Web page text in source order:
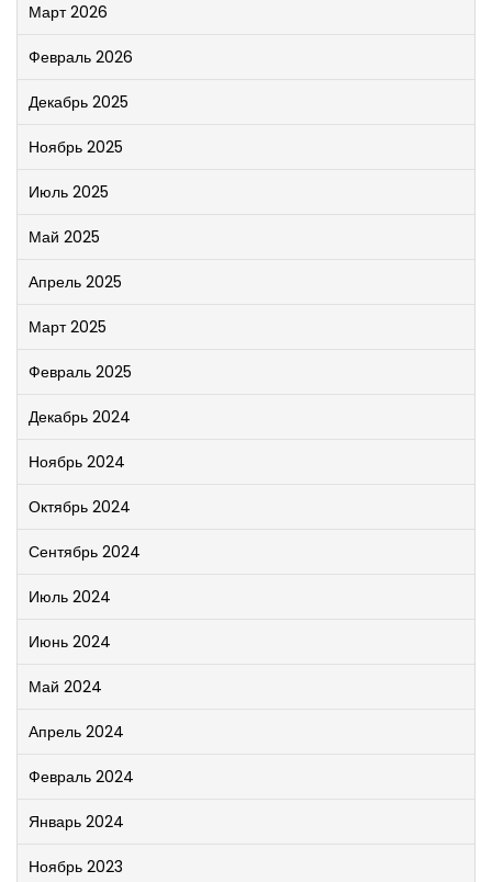
Март 2026
Февраль 2026
Декабрь 2025
Ноябрь 2025
Июль 2025
Май 2025
Апрель 2025
Март 2025
Февраль 2025
Декабрь 2024
Ноябрь 2024
Октябрь 2024
Сентябрь 2024
Июль 2024
Июнь 2024
Май 2024
Апрель 2024
Февраль 2024
Январь 2024
Ноябрь 2023